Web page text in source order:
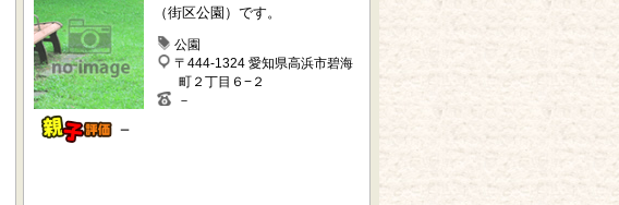
－
（街区公園）です。
公園
〒444-1324 愛知県高浜市碧海
町２丁目６−２
－